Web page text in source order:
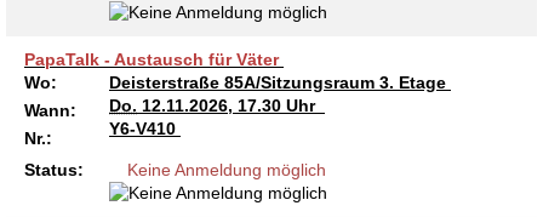
Kindertagesstätte Rosenbergstraße
Kindertagesstätte Schweriner Straße /
PapaTalk - Austausch für Väter
Wo:
Deisterstraße 85A/Sitzungsraum 3. Etage
Wann:
Do. 12.11.2026, 17.30 Uhr
Nr.:
Y6-V410
Status: Keine Anmeldung möglich